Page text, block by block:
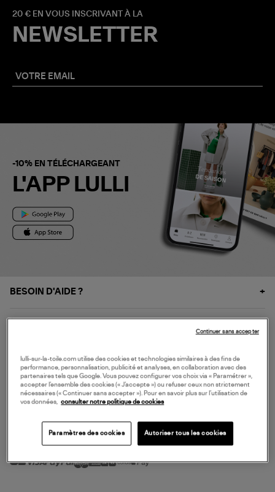
20 € EN VOUS INSCRIVANT À LA
NEWSLETTER
-10% EN TÉLÉCHARGEANT
L'APP LULLI
BESOIN D'AIDE ?
NOS SERVICES
SERVICE CLIENT
MODE DE PAIEMENT
lulli-sur-la-toile.com utilise des cookies et technologies similaires à des fins de
performance, personnalisation, publicité et analyses, en collaboration avec des
partenaires tels que Google. Vous pouvez configurer vos choix via « Paramétrer »,
accepter l’ensemble des cookies (« J’accepte ») ou refuser ceux non strictement
nécessaires (« Continuer sans accepter »). Pour en savoir plus sur l’utilisation de
vos données,
consulter notre politique de cookies
Paramètres des cookies Autoriser tous les cookies
Continuer sans accepter